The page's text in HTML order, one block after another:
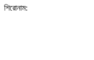
শিরোনাম: